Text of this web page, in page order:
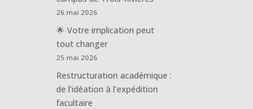
26 mai 2026
🌟 Votre implication peut
tout changer
25 mai 2026
Restructuration académique :
de l’idéation à l’expédition
facultaire